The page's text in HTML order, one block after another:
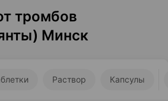
тромбов
Минск
Раствор Капсулы